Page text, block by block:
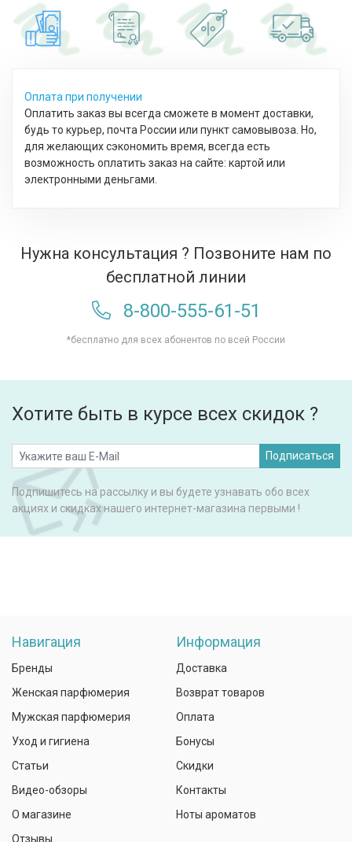
Оплата при получении
Оплатить заказ вы всегда сможете в момент доставки,
будь то курьер, почта России или пункт самовывоза. Но,
для желающих сэкономить время, всегда есть
возможность оплатить заказ на сайте: картой или
электронными деньгами.
Нужна консультация ? Позвоните нам по
бесплатной линии
8-800-555-61-51
*бесплатно для всех абонентов по всей России
Хотите быть в курсе всех скидок ?
Подписаться
Подпишитесь на рассылку и вы будете узнавать обо всех
акциях и скидках нашего интернет-магазина первыми !
Навигация
Бренды
Женская парфюмерия
Мужская парфюмерия
Уход и гигиена
Статьи
Видео-обзоры
О магазине
Отзывы
Информация
Доставка
Возврат товаров
Оплата
Бонусы
Скидки
Контакты
Ноты ароматов